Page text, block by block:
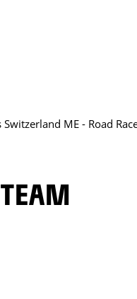
ME - Road
TEAM